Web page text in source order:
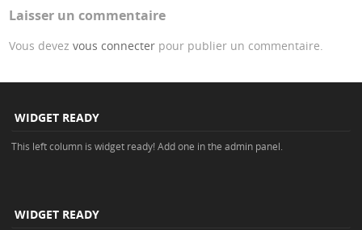
Laisser un commentaire
Vous devezvous connecter pour publier un commentaire.
WIDGET READY
This left column is widget ready! Add one in the admin panel.
WIDGET READY